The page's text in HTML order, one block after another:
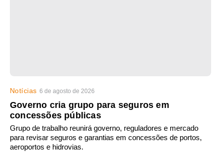
Notícias 6 de agosto de 2026
Governo cria grupo para seguros em
concessões públicas
Grupo de trabalho reunirá governo, reguladores e mercado
para revisar seguros e garantias em concessões de portos,
aeroportos e hidrovias.